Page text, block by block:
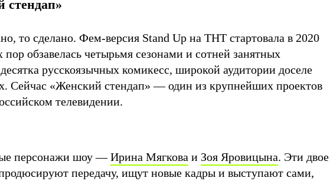
стендап»
то сделано. Фем-версия Stand Up на ТНТ стартовала в 2020
пор обзавелась четырьмя сезонами и сотней занятных
русскоязычных комикесс, широкой аудитории доселе
Сейчас «Женский стендап» — один из крупнейших проектов
телевидении.
персонажи шоу —Ирина Мягкова и Зоя Яровицына. Эти двое
передачу, ищут новые кадры и выступают сами,